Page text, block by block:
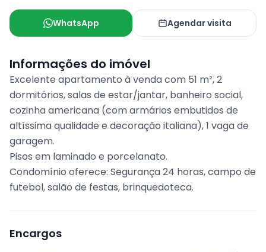
WhatsApp Agendar visita
Informações do imóvel
Excelente apartamento à venda com 51 m², 2
dormitórios, salas de estar/jantar, banheiro social,
cozinha americana (com armários embutidos de
altíssima qualidade e decoração italiana), 1 vaga de
garagem.
Pisos em laminado e porcelanato.
Condomínio oferece: Segurança 24 horas, campo de
futebol, salão de festas, brinquedoteca.
Encargos